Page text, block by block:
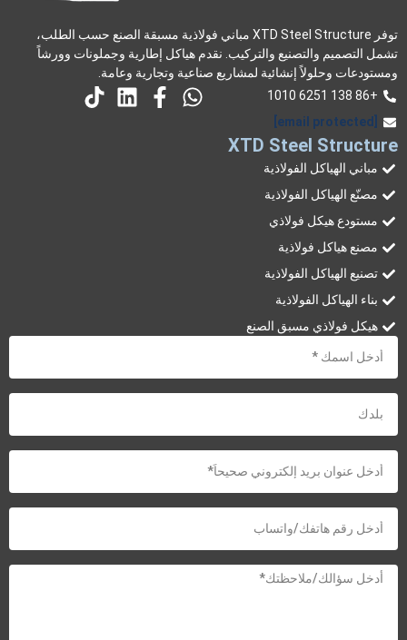
توفر XTD Steel Structure مباني فولاذية مسبقة الصنع حسب الطلب،
تشمل التصميم والتصنيع والتركيب. نقدم هياكل إطارية وجملونات وورشاً
ومستودعات وحلولاً إنشائية لمشاريع صناعية وتجارية وعامة.
+86 138 6251 1010
XTD Steel Structure
مباني الهياكل الفولاذية
مصنّع الهياكل الفولاذية
مستودع هيكل فولاذي
مصنع هياكل فولاذية
تصنيع الهياكل الفولاذية
بناء الهياكل الفولاذية
هيكل فولاذي مسبق الصنع